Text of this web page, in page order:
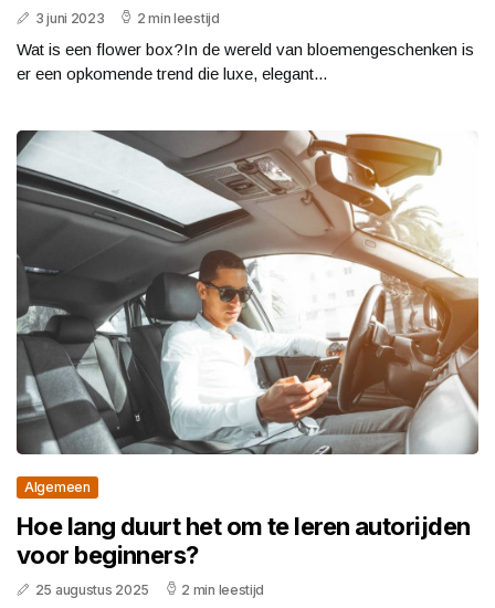
3 juni 2023 2 min leestijd
Wat is een flower box?In de wereld van bloemengeschenken is
er een opkomende trend die luxe, elegant...
Algemeen
Hoe lang duurt het om te leren autorijden
voor beginners?
25 augustus 2025 2 min leestijd